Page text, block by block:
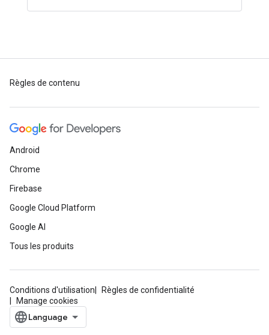
Règles de contenu
Android
Chrome
Firebase
Google Cloud Platform
Google AI
Tous les produits
Conditions d'utilisation
Règles de confidentialité
Manage cookies